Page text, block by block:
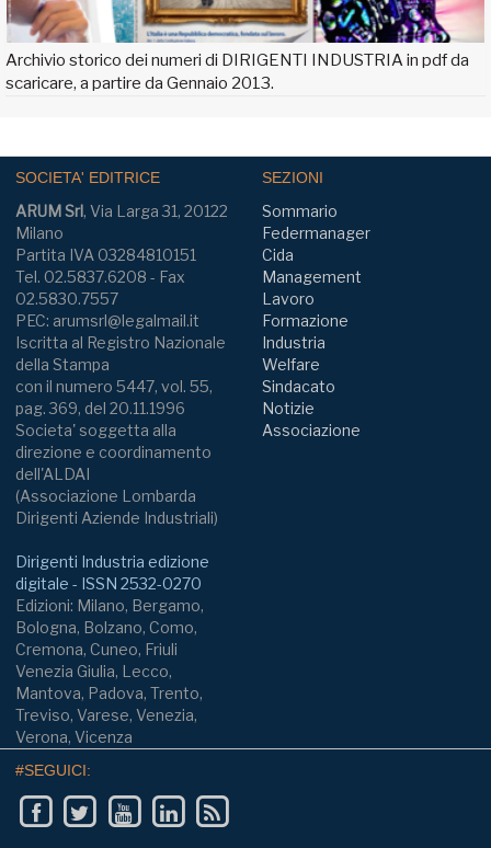
Archivio storico dei numeri di DIRIGENTI INDUSTRIA in pdf da
scaricare, a partire da Gennaio 2013.
SOCIETA' EDITRICE
ARUM Srl, Via Larga 31, 20122
Milano
Partita IVA 03284810151
Tel. 02.5837.6208 - Fax
02.5830.7557
PEC: arumsrl@legalmail.it
Iscritta al Registro Nazionale
della Stampa
con il numero 5447, vol. 55,
pag. 369, del 20.11.1996
Societa' soggetta alla
direzione e coordinamento
dell'ALDAI
(Associazione Lombarda
Dirigenti Aziende Industriali)
Dirigenti Industria edizione
digitale - ISSN 2532-0270
Edizioni: Milano, Bergamo,
Bologna, Bolzano, Como,
Cremona, Cuneo, Friuli
Venezia Giulia, Lecco,
Mantova, Padova, Trento,
Treviso, Varese, Venezia,
Verona, Vicenza
SEZIONI
Sommario
Federmanager
Cida
Management
Lavoro
Formazione
Industria
Welfare
Sindacato
Notizie
Associazione
#SEGUICI: